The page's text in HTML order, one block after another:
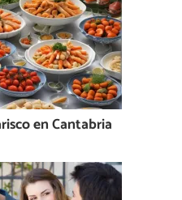
en Cantabria